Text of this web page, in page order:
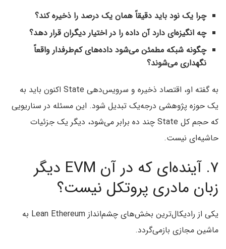
چرا یک نود باید دقیقاً همان یک درصد را ذخیره کند؟
چه انگیزه‌ای دارد آن داده را در اختیار دیگران قرار دهد؟
چگونه شبکه مطمئن می‌شود داده‌های کم‌طرفدار واقعاً
نگهداری می‌شوند؟
به گفته او، اقتصاد ذخیره و سرویس‌دهی State اکنون باید به
یک حوزه پژوهشی درجه‌یک تبدیل شود. این مسئله در سناریویی
که حجم کل State چند ده برابر می‌شود، دیگر یک جزئیات
حاشیه‌ای نیست.
۷. آینده‌ای که در آن EVM دیگر
زبان مادری پروتکل نیست؟
یکی از رادیکال‌ترین بخش‌های چشم‌انداز Lean Ethereum به
ماشین مجازی بازمی‌گردد.